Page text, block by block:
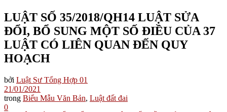
LUẬT SỐ 35/2018/QH14 LUẬT SỬA
ĐỔI, BỔ SUNG MỘT SỐ ĐIỀU CỦA 37
LUẬT CÓ LIÊN QUAN ĐẾN QUY
HOẠCH
bởi Luật Sư Tổng Hợp 01
21/01/2021
trong Biểu Mẫu Văn Bản, Luật đất đai
0